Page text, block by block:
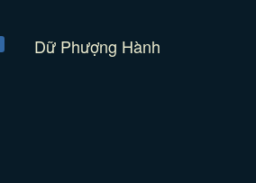
Dữ Phượng Hành